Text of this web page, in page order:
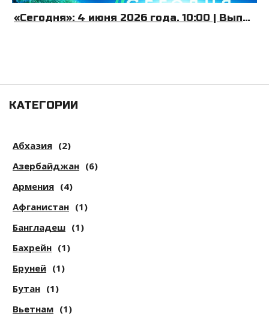
«Сегодня»: 4 июня 2026 года. 10:00 | Выпуск новостей | Новости НТВ
КАТЕГОРИИ
Абхазия (2)
Азербайджан (6)
Армения (4)
Афганистан (1)
Бангладеш (1)
Бахрейн (1)
Бруней (1)
Бутан (1)
Вьетнам (1)